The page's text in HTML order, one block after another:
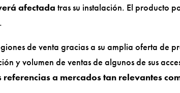
afectadatras su instalación. El producto
de venta gracias a su amplia oferta de
y volumen de ventas de algunos de sus
referencias a mercados tan relevantes